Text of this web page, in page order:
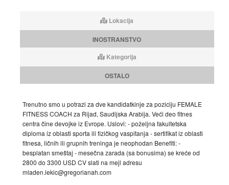
Lokacija
INOSTRANSTVO
Kategorija
OSTALO
Trenutno smo u potrazi za dve kandidatkinje za poziciju FEMALE
FITNESS COACH za Rijad, Saudijska Arabija. Veći deo fitnes
centra čine devojke iz Evrope. Uslovi: - poželjna fakultetska
diploma iz oblasti sporta ili fizičkog vaspitanja - sertifikat iz oblasti
fitnesa, ličnih ili grupnih treninga je neophodan Benefiti: -
besplatan smeštaj - mesečna zarada (sa bonusima) se kreće od
2800 do 3300 USD CV slati na mejl adresu
mladen.lekic@gregorianah.com